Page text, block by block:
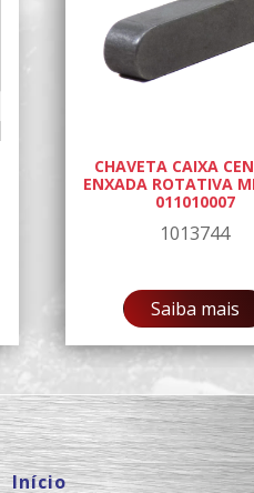
CHAVETA CAIXA
ENXADA ROTATIVA
011010007
1013744
Saiba mais
Início